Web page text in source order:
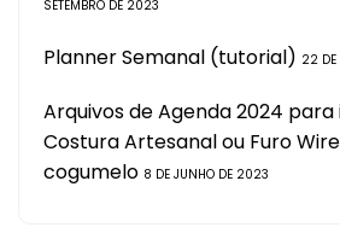
SETEMBRO DE 2023
Planner Semanal (tutorial) 22 DE
Arquivos de Agenda 2024
Costura Artesanal ou Furo
cogumelo 8 DE JUNHO DE 2023